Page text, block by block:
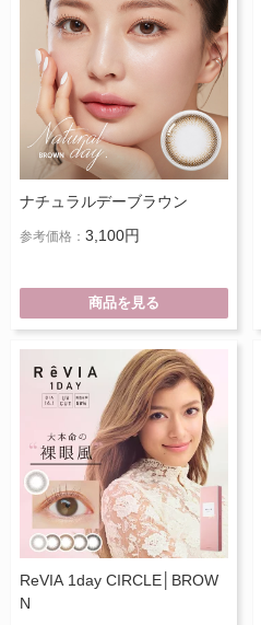
ナチュラルデーブラウン
参考価格： 3,100円
商品を見る
ReVIA 1day CIRCLE│BROW
N